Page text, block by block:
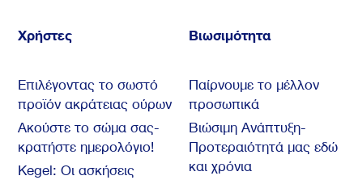
Χρήστες
Επιλέγοντας το σωστό
προϊόν ακράτειας ούρων
Ακούστε το σώμα σας-
κρατήστε ημερολόγιο!
Kegel: Oι ασκήσεις
Βιωσιμότητα
Παίρνουμε το μέλλον
προσωπικά
Βιώσιμη Ανάπτυξη-
Προτεραιότητά μας εδώ
και χρόνια